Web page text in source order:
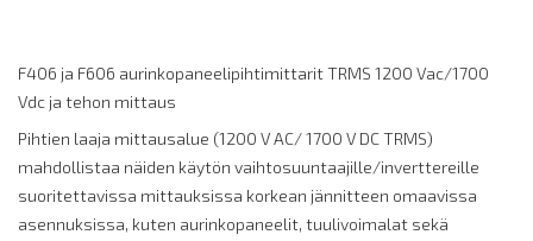
F406 ja F606 aurinkopaneelipihtimittarit TRMS 1200 Vac/1700
Vdc ja tehon mittaus
Pihtien laaja mittausalue (1200 V AC/ 1700 V DC TRMS)
mahdollistaa näiden käytön vaihtosuuntaajille/inverttereille
suoritettavissa mittauksissa korkean jännitteen omaavissa
asennuksissa, kuten aurinkopaneelit, tuulivoimalat sekä